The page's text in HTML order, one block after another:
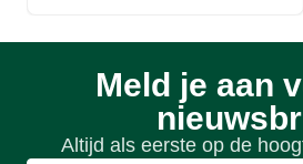
Meld je aan
Altijd als eerste op de